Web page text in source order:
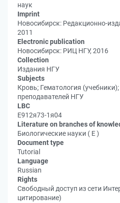
наук
Imprint
Новосибирск: Редакционно-
2011
Electronic publication
Новосибирск: РИЦ НГУ, 2016
Collection
Издания НГУ
Subjects
Кровь; Гематология
преподавателей НГУ
LBC
Е912я73-1я04
Literature on branches of
Биологические науки ( Е )
Document type
Tutorial
Language
Russian
Rights
Свободный доступ из сети
цитирование)